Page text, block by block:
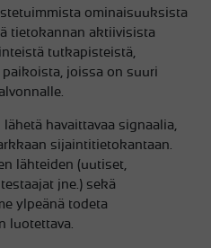
ominaisuuksista
tietokannan aktiivisista
tutkapisteistä,
joissa on suuri
havaittavaa signaalia,
sijaintitietokantaan.
lähteiden (uutiset,
jne.) sekä
ylpeänä todeta
luotettava.